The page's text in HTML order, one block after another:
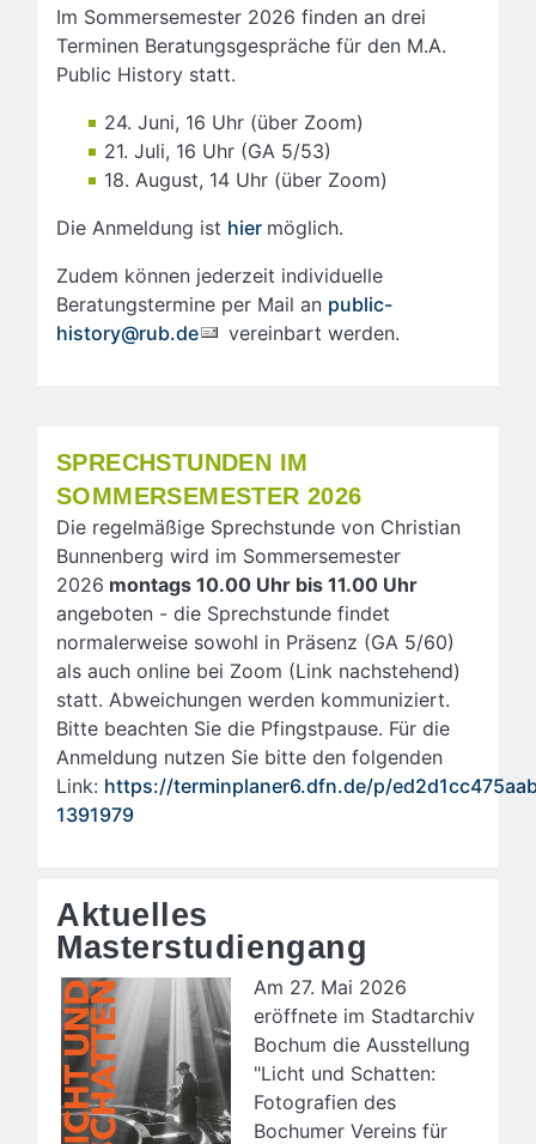
Im Sommersemester 2026 finden an drei
Terminen Beratungsgespräche für den M.A.
Public History statt.
24. Juni, 16 Uhr (über Zoom)
21. Juli, 16 Uhr (GA 5/53)
18. August, 14 Uhr (über Zoom)
Die Anmeldung ist hier möglich.
Zudem können jederzeit individuelle
Beratungstermine per Mail an public-
history@rub.de
vereinbart werden.
SPRECHSTUNDEN IM
SOMMERSEMESTER 2026
Die regelmäßige Sprechstunde von Christian
Bunnenberg wird im Sommersemester
2026 montags 10.00 Uhr bis 11.00 Uhr
angeboten - die Sprechstunde findet
normalerweise sowohl in Präsenz (GA 5/60)
als auch online bei Zoom (Link nachstehend)
statt. Abweichungen werden kommuniziert.
Bitte beachten Sie die Pfingstpause. Für die
Anmeldung nutzen Sie bitte den folgenden
Link: https://terminplaner6.dfn.de/p/
1391979
Aktuelles
Masterstudiengang
Am 27. Mai 2026
eröffnete im Stadtarchiv
Bochum die Ausstellung
"Licht und Schatten:
Fotografien des
Bochumer Vereins für